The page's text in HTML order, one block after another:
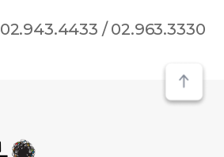
02.943.4433 / 02.963.3330